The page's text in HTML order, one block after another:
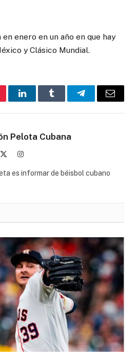
enero en un año en que hay
y Clásico Mundial.
LinkedInTumblr TelegramEmail
Pelota Cubana
Instagram
es informar de béisbol cubano